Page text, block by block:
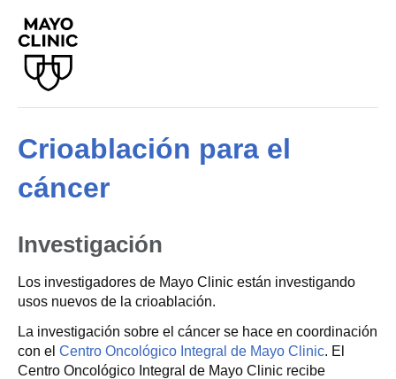
Crioablación para el
cáncer
Investigación
Los investigadores de Mayo Clinic están investigando
usos nuevos de la crioablación.
La investigación sobre el cáncer se hace en coordinación
con el Centro Oncológico Integral de Mayo Clinic. El
Centro Oncológico Integral de Mayo Clinic recibe